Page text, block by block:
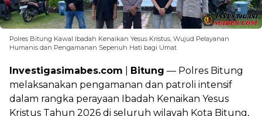
Polres Bitung Kawal Ibadah Kenaikan Yesus Kristus, Wujud Pelayanan
Humanis dan Pengamanan Sepenuh Hati bagi Umat
Investigasimabes.com Bitung — Polres Bitung
melaksanakan pengamanan dan patroli intensif
dalam rangka perayaan Ibadah Kenaikan Yesus
Kristus Tahun 2026 di seluruh wilayah Kota Bitung,